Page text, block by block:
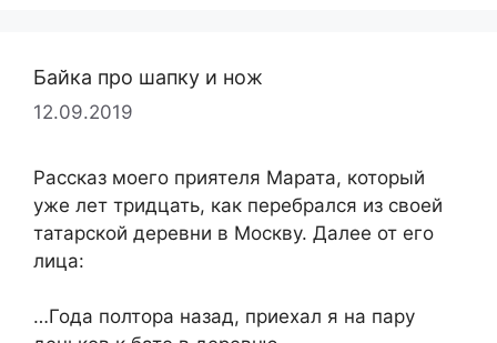
Байка про шапку и нож
12.09.2019
Рассказ моего приятеля Марата, который
уже лет тридцать, как перебрался из своей
татарской деревни в Москву. Далее от его
лица:
…Года полтора назад, приехал я на пару